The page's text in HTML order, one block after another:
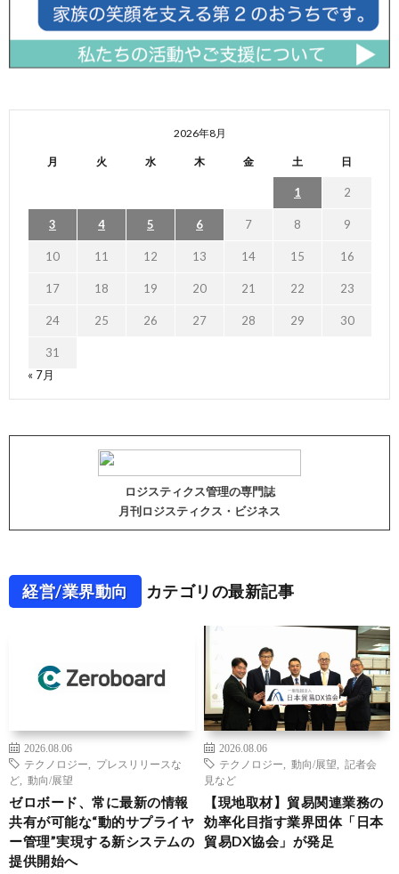
2026年8月
月 火 水 木 金 土 日
1 2
3 4 5 6 7 8 9
10 11 12 13 14 15 16
17 18 19 20 21 22 23
24 25 26 27 28 29 30
31
« 7月
ロジスティクス管理の専門誌
月刊ロジスティクス・ビジネス
経営/業界動向 カテゴリの最新記事
2026.08.06
テクノロジー
プレスリリースな
ど
動向/展望
ゼロボード、常に最新の情報
共有が可能な“動的サプライヤ
ー管理”実現する新システムの
提供開始へ
2026.08.06
テクノロジー
動向/展望
記者会
見など
【現地取材】貿易関連業務の
効率化目指す業界団体「日本
貿易DX協会」が発足